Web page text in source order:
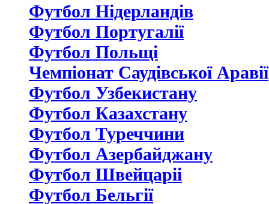
Футбол Нідерландiв
Футбол Португалії
Футбол Польщі
Чемпіонат Саудівської Аравії
Футбол Узбекистану
Футбол Казахстану
Футбол Туреччини
Футбол Азербайджану
Футбол Швейцаріі
Футбол Бельгії